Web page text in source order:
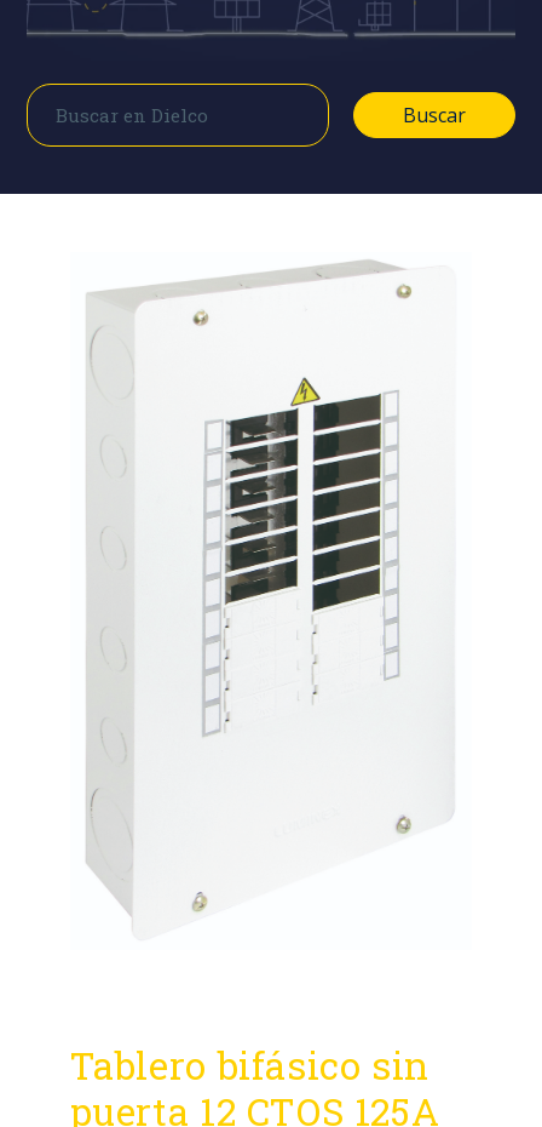
Buscar
Buscar
Buscar
Tablero bifásico sin
puerta 12 CTOS 125A